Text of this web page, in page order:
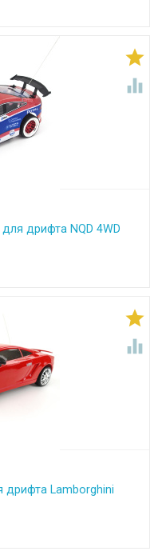


дрифта NQD 4WD


дрифта Lamborghini